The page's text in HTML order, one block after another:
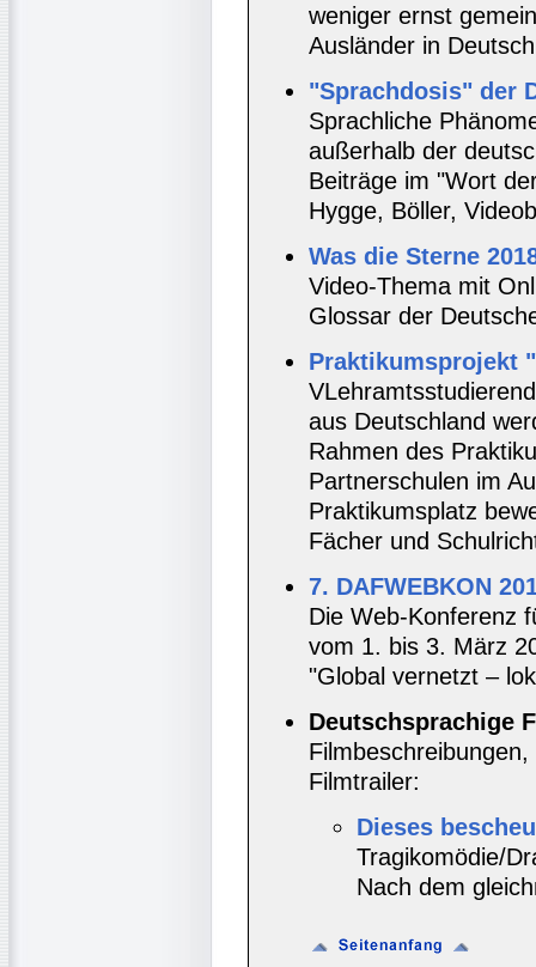
weniger ernst
Ausländer in
"Sprachdosis" der
Sprachliche
außerhalb der
Beiträge im "Wort
Hygge, Böller,
Was die Sterne
Video-Thema mit
Glossar der
Praktikumsprojekt
aus Deutschland
Rahmen des
Partnerschulen im
Praktikumsplatz
Fächer und
7. DAFWEBKON
Die Web-Konferenz
vom 1. bis 3. März
"Global vernetzt –
Deutschsprachige
Filmtrailer:
Dieses
Tragikomödie/
Nach dem